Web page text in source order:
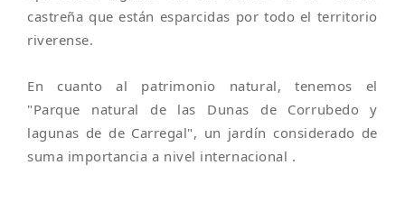
castreña que están esparcidas por todo el territorio
riverense.
En cuanto al patrimonio natural, tenemos el
"Parque natural de las Dunas de Corrubedo y
lagunas de de Carregal", un jardín considerado de
suma importancia a nivel internacional .